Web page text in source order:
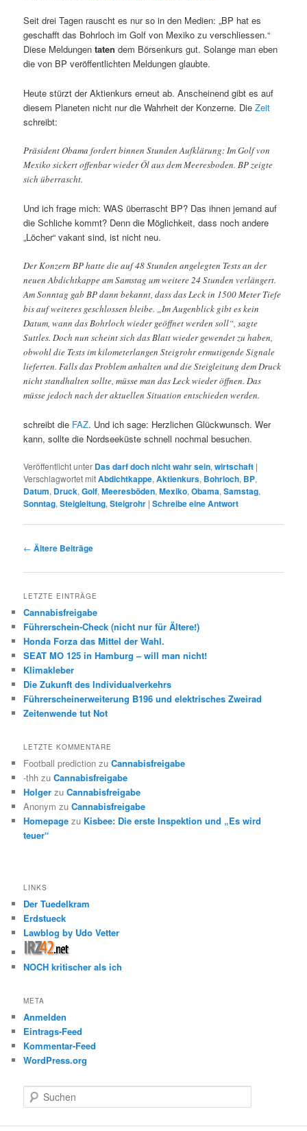
Seit drei Tagen rauscht es nur so in den Medien: „BP hat es
geschafft das Bohrloch im Golf von Mexiko zu verschliessen.“
Diese Meldungentaten dem Börsenkurs gut. Solange man eben
die von BP veröffentlichten Meldungen glaubte.
Heute stürzt der Aktienkurs erneut ab. Anscheinend gibt es auf
diesem Planeten nicht nur die Wahrheit der Konzerne. DieZeit
schreibt:
Präsident Obama fordert binnen Stunden Aufklärung: Im Golf von
Mexiko sickert offenbar wieder Öl aus dem Meeresboden. BP zeigte
sich überrascht.
Und ich frage mich: WAS überrascht BP? Das ihnen jemand auf
die Schliche kommt? Denn die Möglichkeit, dass noch andere
„Löcher“ vakant sind, ist nicht neu.
Der Konzern BP hatte die auf 48 Stunden angelegten Tests an der
neuen Abdichtkappe am Samstag um weitere 24 Stunden verlängert.
Am Sonntag gab BP dann bekannt, dass das Leck in 1500 Meter Tiefe
bis auf weiteres geschlossen bleibe. „Im Augenblick gibt es kein
Datum, wann das Bohrloch wieder geöffnet werden soll“, sagte
Suttles. Doch nun scheint sich das Blatt wieder gewendet zu haben,
obwohl die Tests im kilometerlangen Steigrohr ermutigende Signale
lieferten. Falls das Problem anhalten und die Steigleitung dem Druck
nicht standhalten sollte, müsse man das Leck wieder öffnen. Das
müsse jedoch nach der aktuellen Situation entschieden werden.
schreibt die FAZ. Und ich sage: Herzlichen Glückwunsch. Wer
kann, sollte die Nordseeküste schnell nochmal besuchen.
Veröffentlicht unter Das darf doch nicht wahr sein,wirtschaft |
Verschlagwortet mitAbdichtkappe,Aktienkurs, Bohrloch, BP,
Datum, Druck,Golf,Meeresböden,Mexiko,Obama,Samstag,
Sonntag,Steigleitung,Steigrohr |Schreibe eine Antwort
Beitrags-
← Ältere Beiträge
LETZTE EINTRÄGE
Cannabisfreigabe
Führerschein-Check (nicht nur für Ältere!)
Honda Forza das Mittel der Wahl.
SEAT MO 125 in Hamburg – will man nicht!
Klimakleber
Die Zukunft des Individualverkehrs
Führerscheinerweiterung B196 und elektrisches Zweirad
Zeitenwende tut Not
LETZTE KOMMENTARE
Football prediction zuCannabisfreigabe
-thh zuCannabisfreigabe
Holger zuCannabisfreigabe
Anonym zuCannabisfreigabe
Homepage zu Kisbee: Die erste Inspektion und „Es wird
teuer“
LINKS
Der Tuedelkram
Erdstueck
Lawblog by Udo Vetter
NOCH kritischer als ich
META
Anmelden
Eintrags-Feed
Kommentar-Feed
WordPress.org
u